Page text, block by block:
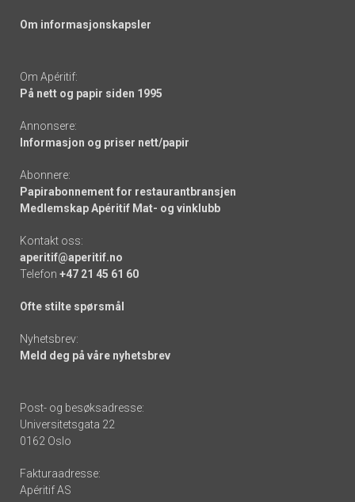
Om informasjonskapsler
Om Apéritif:
På nett og papir siden 1995
Annonsere:
Informasjon og priser nett/papir
Abonnere:
Papirabonnement for restaurantbransjen
Medlemskap Apéritif Mat- og vinklubb
Kontakt oss:
aperitif@aperitif.no
Telefon +47 21 45 61 60
Ofte stilte spørsmål
Nyhetsbrev:
Meld deg på våre nyhetsbrev
Post- og besøksadresse:
Universitetsgata 22
0162 Oslo
Fakturaadresse:
Apéritif AS